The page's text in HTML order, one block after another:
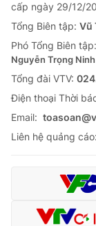
cấp ngày 29/12/
Tổng Biên tập: Vũ
Phó Tổng Biên tập:
Nguyễn Trọng Ninh
Tổng đài VTV:
Ðiện thoại Thời
Email:
Liên hệ quảng cáo: